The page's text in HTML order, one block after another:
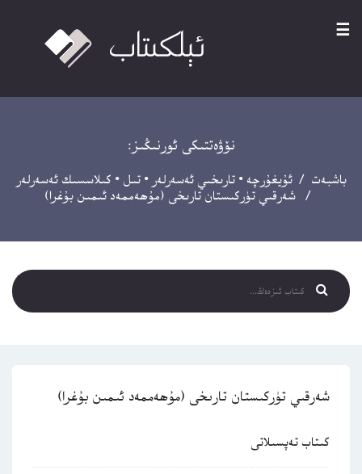
☰
نۆۋەتتىكى ئورنىڭىز:
باشبەت /ئۇيغۇرچە •تارىخىي ئەسەرلەر •تىل • كىلاسسىك ئەسەرلەر
/ شەرقىي تۈركىستان تارىخى (مۇھەممەد ئىمىن بۇغرا)
شەرقىي تۈركىستان تارىخى (مۇھەممەد ئىمىن بۇغرا)
كىتاب تەپسىلاتى